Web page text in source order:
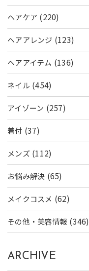
ヘアケア (220)
ヘアアレンジ (123)
ヘアアイテム (136)
ネイル (454)
アイゾーン (257)
着付 (37)
メンズ (112)
お悩み解決 (65)
メイクコスメ (62)
その他・美容情報 (346)
ARCHIVE